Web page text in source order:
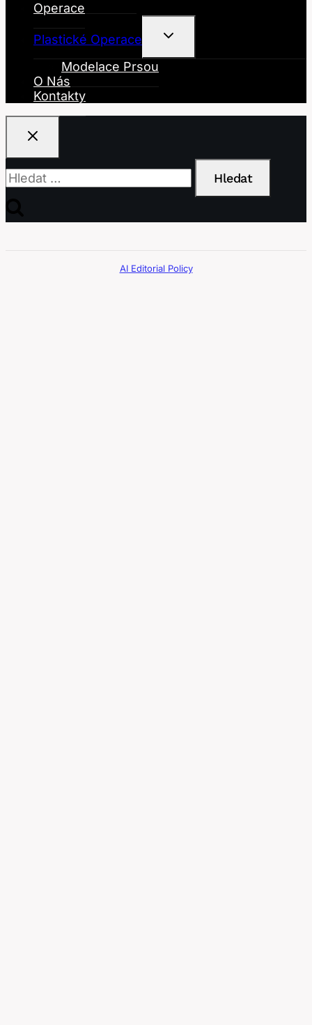
Operace
Plastické Operace
Toggle
Menu
Modelace Prsou
O Nás
Kontakty
Vyhledávání
AI Editorial Policy